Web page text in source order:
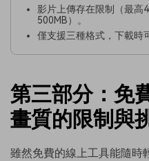
影片上傳存在限制（最高
500MB）。
僅支援三種格式，下載時
第三部分：免
畫質的限制與
雖然免費的線上工具能隨時